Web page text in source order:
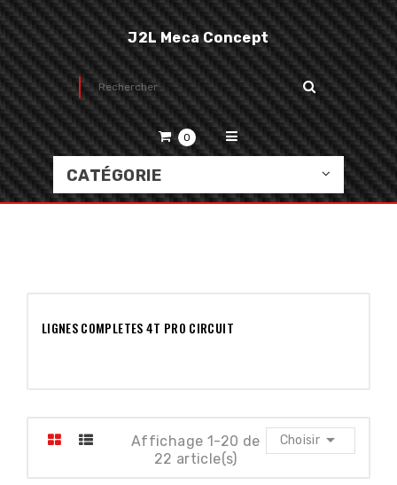
J2L Meca Concept
0
CATÉGORIE
LIGNES COMPLETES 4T PRO CIRCUIT
Choisir 
Affichage 1-20 de
22 article(s)